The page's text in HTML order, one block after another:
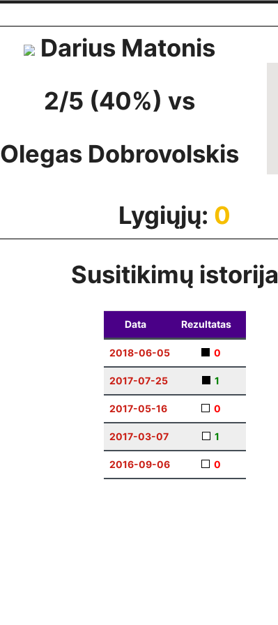
Darius Matonis
2/5 (40%) vs
Olegas Dobrovolskis
Lygiųjų: 0
Susitikimų istorija
Data Rezultatas
2018-06-05 0
2017-07-25 1
2017-05-16 0
2017-03-07 1
2016-09-06 0